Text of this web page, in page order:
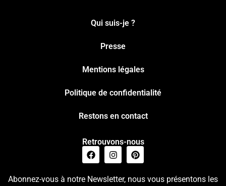
Qui suis-je ?
Presse
Mentions légales
Politique de confidentialité
Restons en contact
Retrouvons-nous
Abonnez-vous à notre Newsletter, nous vous présentons les